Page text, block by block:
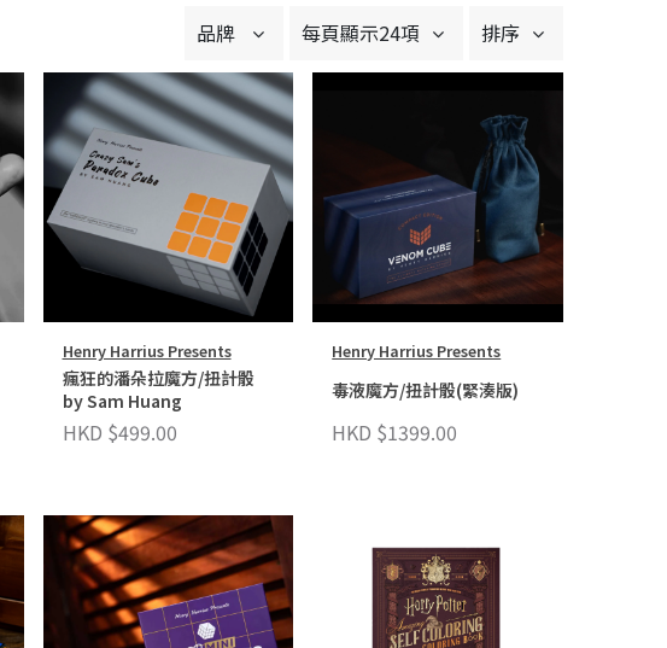
品牌 每頁顯示24項 排序
Henry Harrius Presents
瘋狂的潘朵拉魔方/扭計骰
by Sam Huang
HKD $499.00
Henry Harrius Presents
毒液魔方/扭計骰(緊湊版)
HKD $1399.00